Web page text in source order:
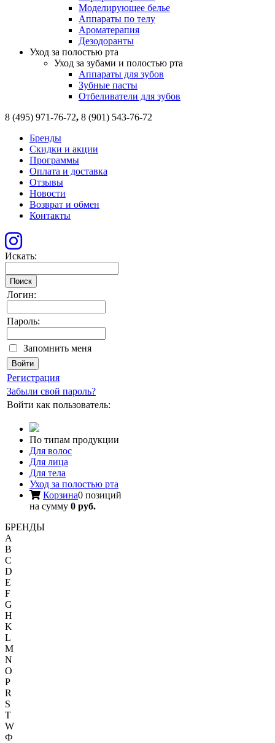
Моделирующее белье
Аппараты по телу
Ароматерапия
Дезодоранты
Уход за полостью рта
Уход за зубами и полостью рта
Аппараты для зубов
Зубные пасты
Отбеливатели для зубов
8 (495) 971-76-72, 8 (901) 543-76-72
Бренды
Скидки и акции
Программы
Оплата и доставка
Отзывы
Новости
Возврат и обмен
Контакты
Искать:
Поиск
Логин:
Пароль:
Запомнить меня
Регистрация
Забыли свой пароль?
Войти как пользователь:
По типам продукции
Для волос
Для лица
Для тела
Уход за полостью рта
Корзина0 позиций
на сумму 0 руб.
БРЕНДЫ
A
B
C
D
E
F
G
H
K
L
M
N
O
P
R
S
T
W
Ф